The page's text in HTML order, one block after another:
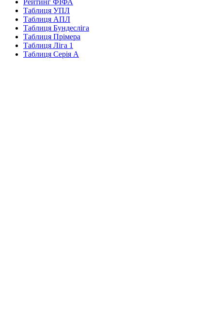
Рейтинг ФІФА
Таблиця УПЛ
Таблиця АПЛ
Таблиця Бундесліга
Таблиця Прімера
Таблиця Ліга 1
Таблиця Серія А